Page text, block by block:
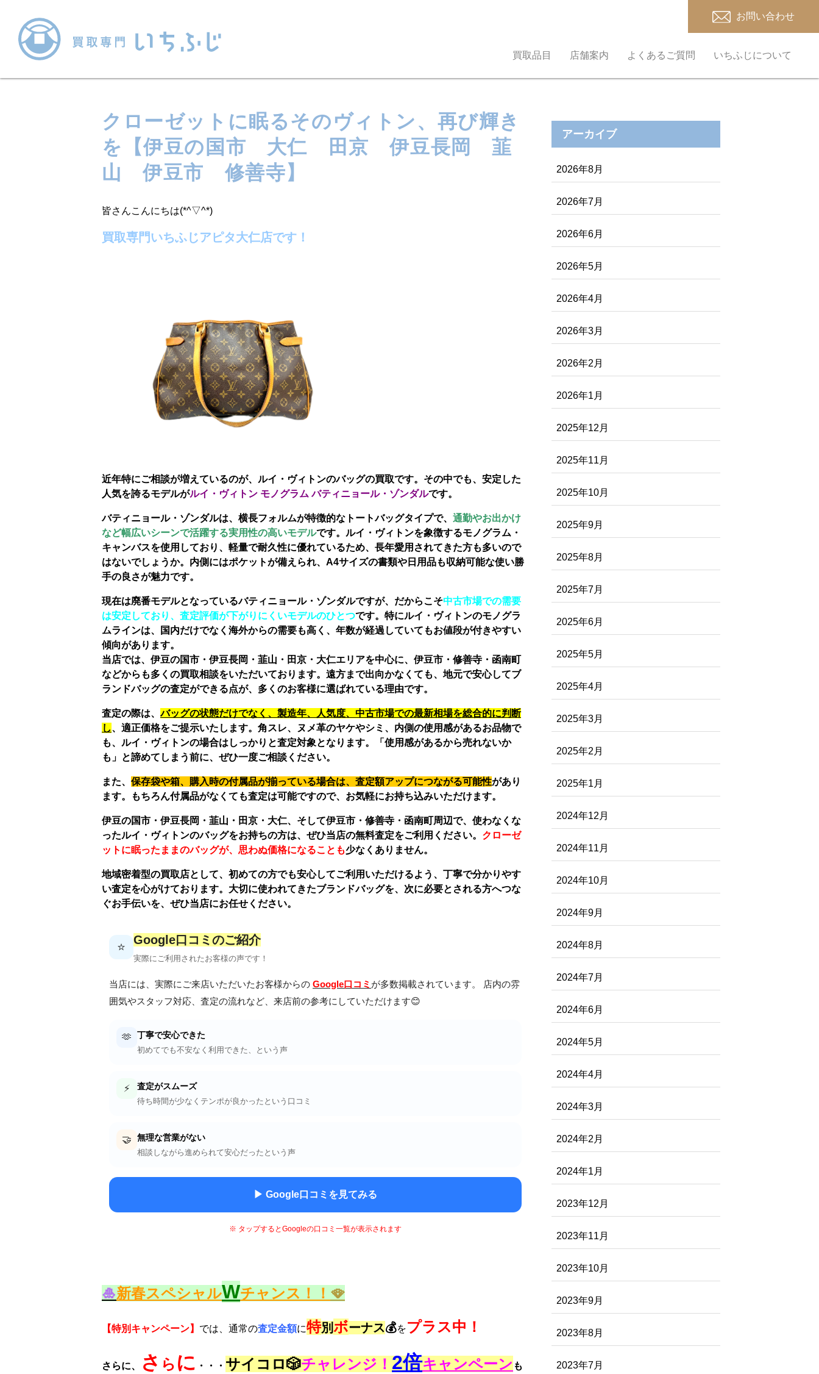
お問い合わせ
買取品目 店舗案内 よくあるご質問 いちふじについて
クローゼットに眠るそのヴィトン、再び輝き
を【伊豆の国市 大仁 田京 伊豆長岡 韮
山 伊豆市 修善寺】
皆さんこんにちは(*^▽^*)
買取専門いちふじアピタ大仁店です！
近年特にご相談が増えているのが、ルイ・ヴィトンのバッグの買取です。その中でも、安定した
人気を誇るモデルがルイ・ヴィトン モノグラム バティニョール・ゾンダルです。
バティニョール・ゾンダルは、横長フォルムが特徴的なトートバッグタイプで、 通勤やお出かけ
など幅広いシーンで活躍する実用性の高いモデルです。ルイ・ヴィトンを象徴するモノグラム・
キャンバスを使用しており、軽量で耐久性に優れているため、長年愛用されてきた方も多いので
はないでしょうか。内側にはポケットが備えられ、A4サイズの書類や日用品も収納可能な使い勝
手の良さが魅力です。
現在は廃番モデルとなっているバティニョール・ゾンダルですが、だからこそ中古市場での需要
は安定しており、査定評価が下がりにくいモデルのひとつです。特にルイ・ヴィトンのモノグラ
ムラインは、国内だけでなく海外からの需要も高く、年数が経過していてもお値段が付きやすい
傾向があります。
当店では、伊豆の国市・伊豆長岡・韮山・田京・大仁エリアを中心に、伊豆市・修善寺・函南町
などからも多くの買取相談をいただいております。遠方まで出向かなくても、地元で安心してブ
ランドバッグの査定ができる点が、多くのお客様に選ばれている理由です。
査定の際は、バッグの状態だけでなく、製造年、人気度、中古市場での最新相場を総合的に判断
し、適正価格をご提示いたします。角スレ、ヌメ革のヤケやシミ、内側の使用感があるお品物で
も、ルイ・ヴィトンの場合はしっかりと査定対象となります。「使用感があるから売れないか
も」と諦めてしまう前に、ぜひ一度ご相談ください。
また、 保存袋や箱、購入時の付属品が揃っている場合は、査定額アップにつながる可能性があり
ます。もちろん付属品がなくても査定は可能ですので、お気軽にお持ち込みいただけます。
伊豆の国市・伊豆長岡・韮山・田京・大仁、そして伊豆市・修善寺・函南町周辺で、使わなくな
ったルイ・ヴィトンのバッグをお持ちの方は、ぜひ当店の無料査定をご利用ください。 クローゼ
ットに眠ったままのバッグが、思わぬ価格になることも少なくありません。
地域密着型の買取店として、初めての方でも安心してご利用いただけるよう、丁寧で分かりやす
い査定を心がけております。大切に使われてきたブランドバッグを、次に必要とされる方へつな
ぐお手伝いを、ぜひ当店にお任せください。
⭐
Google口コミのご紹介
実際にご利用されたお客様の声です！
当店には、実際にご来店いただいたお客様からの Google口コミ が多数掲載されています。 店内の雰
囲気やスタッフ対応、査定の流れなど、来店前の参考にしていただけます😊
🫶 丁寧で安心できた
初めてでも不安なく利用できた、という声
⚡ 査定がスムーズ
待ち時間が少なくテンポが良かったという口コミ
🤝 無理な営業がない
相談しながら進められて安心だったという声
▶ Google口コミを見てみる
※ タップするとGoogleの口コミ一覧が表示されます
🎍新春スペシャルWチャンス！！ 🪭
【特別キャンペーン】 では、通常の査定金額に特別ボーナス💰をプラス中！
さらに、 さ ら に ・・・ サイコロ🎲チャレンジ！ 2倍キャンペーン も
アーカイブ
2026年8月
2026年7月
2026年6月
2026年5月
2026年4月
2026年3月
2026年2月
2026年1月
2025年12月
2025年11月
2025年10月
2025年9月
2025年8月
2025年7月
2025年6月
2025年5月
2025年4月
2025年3月
2025年2月
2025年1月
2024年12月
2024年11月
2024年10月
2024年9月
2024年8月
2024年7月
2024年6月
2024年5月
2024年4月
2024年3月
2024年2月
2024年1月
2023年12月
2023年11月
2023年10月
2023年9月
2023年8月
2023年7月